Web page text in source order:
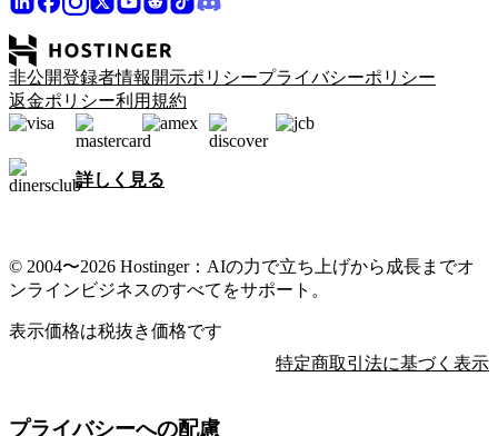
非公開登録者情報開示ポリシープライバシーポリシー
返金ポリシー利用規約
詳しく見る
© 2004〜2026 Hostinger：AIの力で立ち上げから成長までオ
ンラインビジネスのすべてをサポート。
表示価格は税抜き価格です
特定商取引法に基づく表示
プライバシーへの配慮